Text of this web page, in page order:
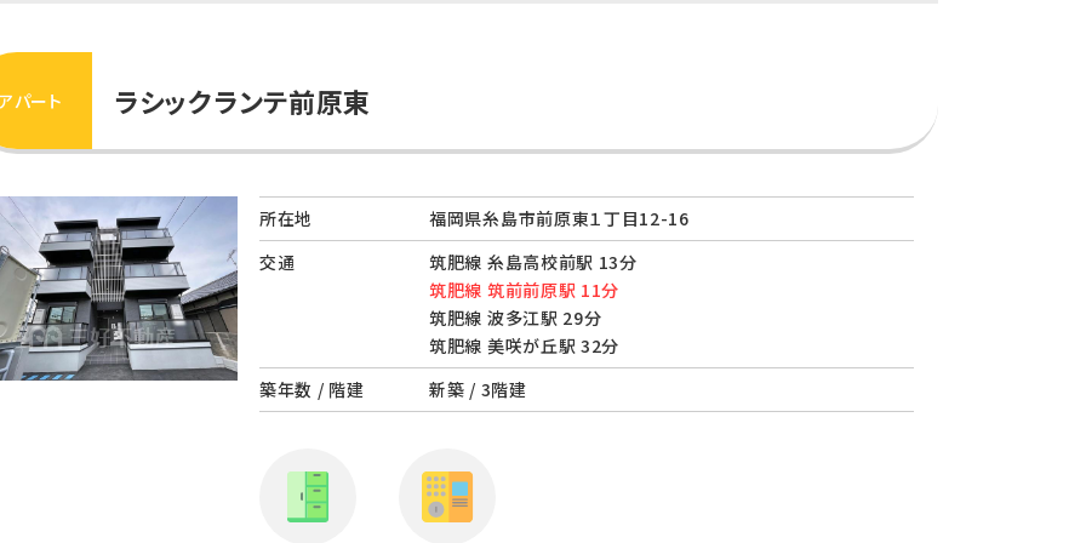
パート ラシックランテ前原東
所在地
福岡県糸島市前原東１丁目12-16
交通
筑肥線 糸島高校前駅 13分
筑肥線 筑前前原駅 11分
筑肥線 波多江駅 29分
筑肥線 美咲が丘駅 32分
築年数 / 階建
新築 / 3階建